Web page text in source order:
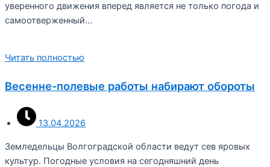
уверенного движения вперед является не только погода и
самоотверженный…
Читать полностью
Весенне-полевые работы набирают обороты
13.04.2026
Земледельцы Волгоградской области ведут сев яровых
культур. Погодные условия на сегодняшний день